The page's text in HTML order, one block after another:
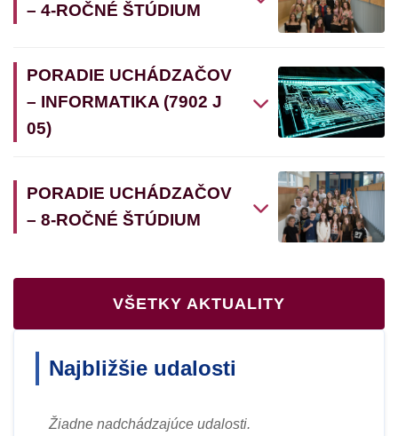
– 4-ROČNÉ ŠTÚDIUM
PORADIE UCHÁDZAČOV
– INFORMATIKA (7902 J
05)
PORADIE UCHÁDZAČOV
– 8-ROČNÉ ŠTÚDIUM
VŠETKY AKTUALITY
Najbližšie udalosti
Žiadne nadchádzajúce udalosti.